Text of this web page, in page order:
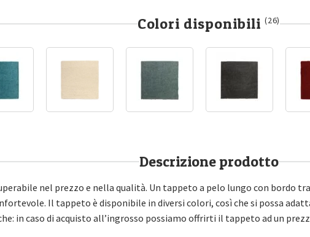
Colori disponibili (26)
Descrizione prodotto
nel prezzo e nella qualità. Un tappeto a pelo lungo con bordo
Il tappeto è disponibile in diversi colori, così che si possa
in caso di acquisto all’ingrosso possiamo offrirti il tappeto ad un